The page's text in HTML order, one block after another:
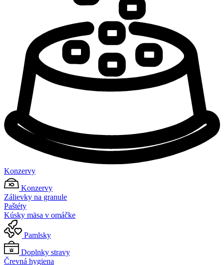
Konzervy
Konzervy
Zálievky na granule
Paštéty
Kúsky mäsa v omáčke
Pamlsky
Doplnky stravy
Črevná hygiena